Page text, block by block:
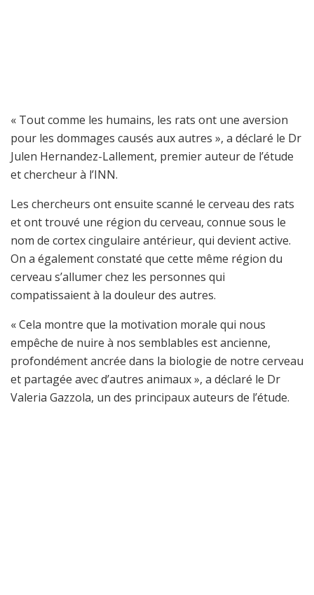
« Tout comme les humains, les rats ont une aversion
pour les dommages causés aux autres », a déclaré le Dr
Julen Hernandez-Lallement, premier auteur de l’étude
et chercheur à l’INN.
Les chercheurs ont ensuite scanné le cerveau des rats
et ont trouvé une région du cerveau, connue sous le
nom de cortex cingulaire antérieur, qui devient active.
On a également constaté que cette même région du
cerveau s’allumer chez les personnes qui
compatissaient à la douleur des autres.
« Cela montre que la motivation morale qui nous
empêche de nuire à nos semblables est ancienne,
profondément ancrée dans la biologie de notre cerveau
et partagée avec d’autres animaux », a déclaré le Dr
Valeria Gazzola, un des principaux auteurs de l’étude.